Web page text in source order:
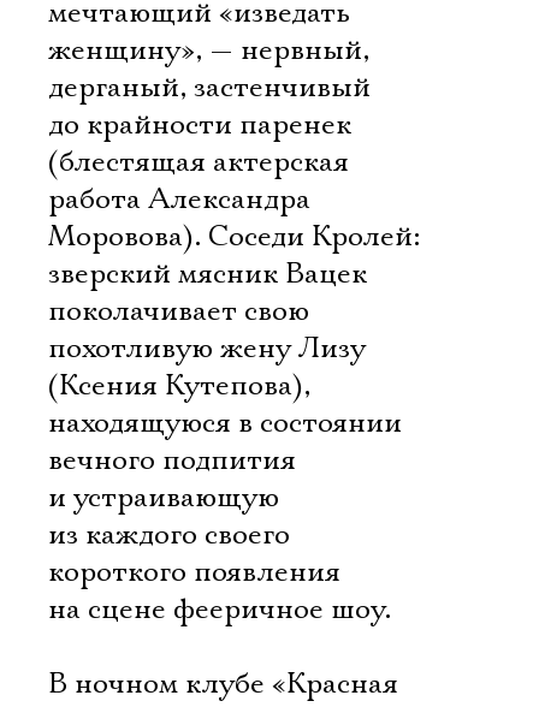
мечтающий «изведать
женщину», — нервный,
дерганый, застенчивый
до крайности паренек
(блестящая актерская
работа Александра
Моровова). Соседи Кролей:
зверский мясник Вацек
поколачивает свою
похотливую жену Лизу
(Ксения Кутепова),
находящуюся в состоянии
вечного подпития
и устраивающую
из каждого своего
короткого появления
на сцене фееричное шоу.
В ночном клубе «Красная
Электропочта